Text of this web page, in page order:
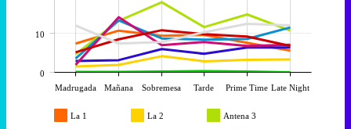
Madrugada Mañana Sobremesa Tarde Prime Time Late Night
0
10
La 1 La 2 Antena 3